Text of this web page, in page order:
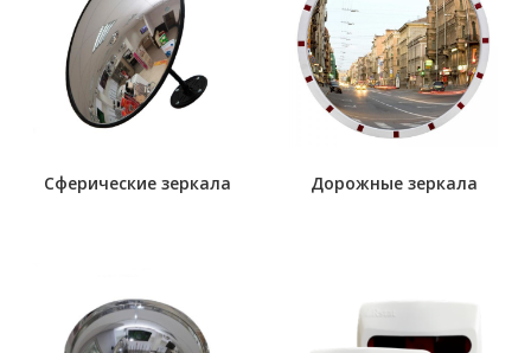
Сферические зеркала Дорожные зеркала